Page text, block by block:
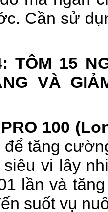
Cần sử
TÔM 15
VÀ
100
tăng
vi lây
lần và
suốt vụ